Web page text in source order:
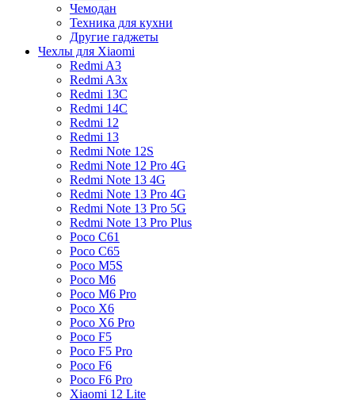
Чемодан
Техника для кухни
Другие гаджеты
Чехлы для Xiaomi
Redmi A3
Redmi A3x
Redmi 13C
Redmi 14C
Redmi 12
Redmi 13
Redmi Note 12S
Redmi Note 12 Pro 4G
Redmi Note 13 4G
Redmi Note 13 Pro 4G
Redmi Note 13 Pro 5G
Redmi Note 13 Pro Plus
Poco C61
Poco C65
Poco M5S
Poco M6
Poco M6 Pro
Poco X6
Poco X6 Pro
Poco F5
Poco F5 Pro
Poco F6
Poco F6 Pro
Xiaomi 12 Lite